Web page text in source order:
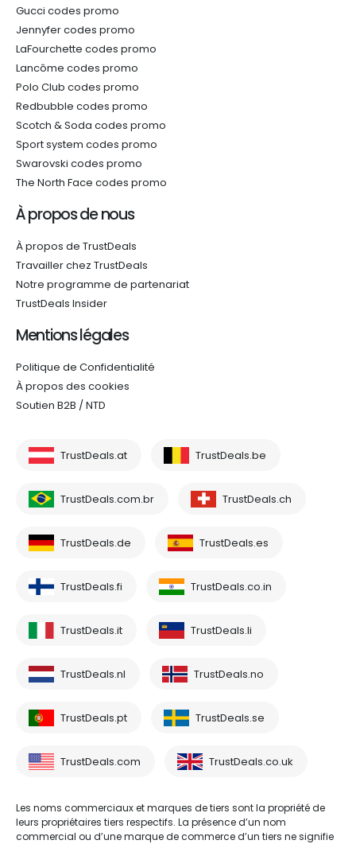
Gucci codes promo
Jennyfer codes promo
LaFourchette codes promo
Lancôme codes promo
Polo Club codes promo
Redbubble codes promo
Scotch & Soda codes promo
Sport system codes promo
Swarovski codes promo
The North Face codes promo
À propos de nous
À propos de TrustDeals
Travailler chez TrustDeals
Notre programme de partenariat
TrustDeals Insider
Mentions légales
Politique de Confidentialité
À propos des cookies
Soutien B2B / NTD
TrustDeals.at TrustDeals.be
TrustDeals.com.br TrustDeals.ch
TrustDeals.de TrustDeals.es
TrustDeals.fi TrustDeals.co.in
TrustDeals.it TrustDeals.li
TrustDeals.nl TrustDeals.no
TrustDeals.pt TrustDeals.se
TrustDeals.com TrustDeals.co.uk
Les noms commerciaux et marques de tiers sont la propriété de
leurs propriétaires tiers respectifs. La présence d’un nom
commercial ou d’une marque de commerce d’un tiers ne signifie